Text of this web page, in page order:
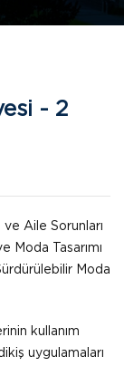
- 2
Aile Sorunları
Moda Tasarımı
Moda
kullanım
uygulamaları